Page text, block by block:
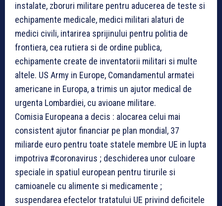
instalate, zboruri militare pentru aducerea de teste si
echipamente medicale, medici militari alaturi de
medici civili, intarirea sprijinului pentru politia de
frontiera, cea rutiera si de ordine publica,
echipamente create de inventatorii militari si multe
altele. US Army in Europe, Comandamentul armatei
americane in Europa, a trimis un ajutor medical de
urgenta Lombardiei, cu avioane militare.
Comisia Europeana a decis : alocarea celui mai
consistent ajutor financiar pe plan mondial, 37
miliarde euro pentru toate statele membre UE in lupta
impotriva #coronavirus ; deschiderea unor culoare
speciale in spatiul european pentru tirurile si
camioanele cu alimente si medicamente ;
suspendarea efectelor tratatului UE privind deficitele